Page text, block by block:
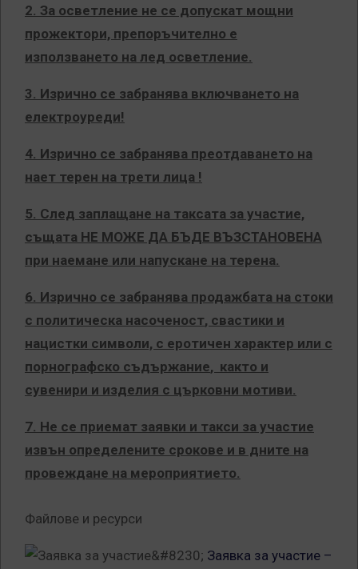
2. За осветление не се допускат мощни
прожектори, препоръчително е
използването на лед осветление.
3. Изрично се забранява включването на
електроуреди!
4. Изрично се забранява преотдаването на
нает терен на трети лица !
5. След заплащане на таксата за участие,
същата НЕ МОЖЕ ДА БЪДЕ ВЪЗСТАНОВЕНА
при наемане или напускане на терена.
6. Изрично се забранява продажбата на стоки
с политическа насоченост, свастики и
нацистки символи, с еротичен характер или с
порнографско съдържание, както и
сувенири и изделия с църковни мотиви.
7. Не се приемат заявки и такси за участие
извън определените срокове и в дните на
провеждане на мероприятието.
Файлове и ресурси
Заявка за участие –